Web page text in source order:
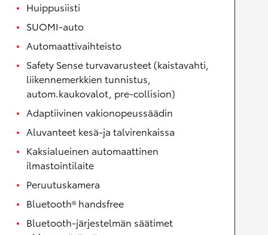
Huippusiisti
SUOMI-auto
Automaattivaihteisto
Safety Sense turvavarusteet (kaistavahti,
liikennemerkkien tunnistus,
autom.kaukovalot, pre-collision)
Adaptiivinen vakionopeussäädin
Aluvanteet kesä-ja talvirenkaissa
Kaksialueinen automaattinen
ilmastointilaite
Peruutuskamera
Bluetooth® handsfree
Bluetooth-järjestelmän säätimet